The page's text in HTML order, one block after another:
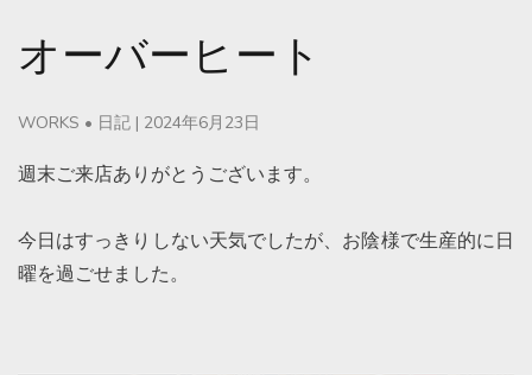
オーバーヒート
WORKS • 日記 | 2024年6月23日
週末ご来店ありがとうございます。
今日はすっきりしない天気でしたが、お陰様で生産的に日
曜を過ごせました。